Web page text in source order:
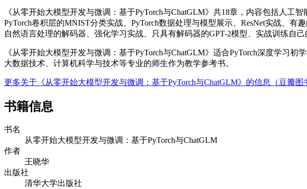
《从零开始大模型开发与微调：基于PyTorch与ChatGLM》共18章，内容包括人工
PyTorch卷积层的MNIST分类实战、PyTorch数据处理与模型展示、ResNet实战、
自然语言处理的解码器、强化学习实战、只具有解码器的GPT-2模型、实战训练自
《从零开始大模型开发与微调：基于PyTorch与ChatGLM》适合PyTorch深度学习
大数据技术、计算机科学与技术等专业的师生作为教学参考书。
更多关于《从零开始大模型开发与微调：基于PyTorch与ChatGLM》的信息（豆瓣图
书籍信息
书名
从零开始大模型开发与微调：基于PyTorch与ChatGLM
作者
王晓华
出版社
清华大学出版社